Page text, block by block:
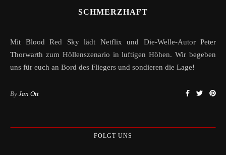
SCHMERZHAFT
Mit Blood Red Sky lädt Netflix und Die-Welle-Autor Peter
Thorwarth zum Höllenszenario in luftigen Höhen. Wir begeben
uns für euch an Bord des Fliegers und sondieren die Lage!
By Jan Ott
FOLGT UNS